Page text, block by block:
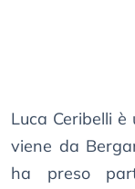
Luca Ceribelli
viene da
ha preso